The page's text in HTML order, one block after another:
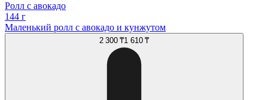
Ролл с авокадо
144 г
Маленький ролл с авокадо и кунжутом
2 300 ₸1 610 ₸